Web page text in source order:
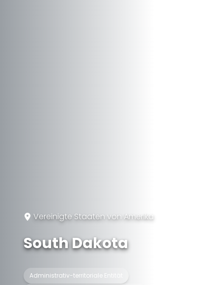
Vereinigte Staaten von Amerika
South Dakota
Administrativ-territoriale Entität